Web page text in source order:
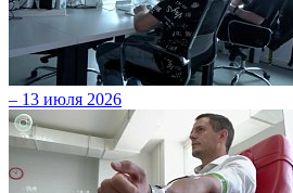
– 13 июля 2026